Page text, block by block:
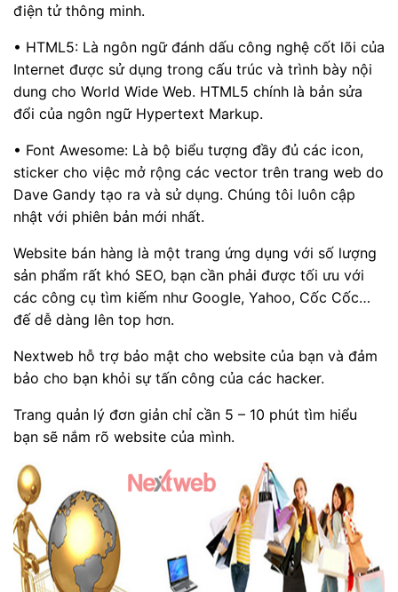
điện tử thông minh.
• HTML5: Là ngôn ngữ đánh dấu công nghệ cốt lõi của
Internet được sử dụng trong cấu trúc và trình bày nội
dung cho World Wide Web. HTML5 chính là bản sửa
đổi của ngôn ngữ Hypertext Markup.
• Font Awesome: Là bộ biểu tượng đầy đủ các icon,
sticker cho việc mở rộng các vector trên trang web do
Dave Gandy tạo ra và sử dụng. Chúng tôi luôn cập
nhật với phiên bản mới nhất.
Website bán hàng là một trang ứng dụng với số lượng
sản phẩm rất khó SEO, bạn cần phải được tối ưu với
các công cụ tìm kiếm như Google, Yahoo, Cốc Cốc…
đế dễ dàng lên top hơn.
Nextweb hỗ trợ bảo mật cho website của bạn và đảm
bảo cho bạn khỏi sự tấn công của các hacker.
Trang quản lý đơn giản chỉ cần 5 – 10 phút tìm hiểu
bạn sẽ nắm rõ website của mình.